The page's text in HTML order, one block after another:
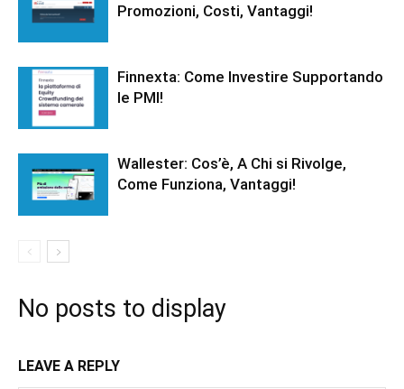
Promozioni, Costi, Vantaggi!
Finnexta: Come Investire Supportando
le PMI!
Wallester: Cos’è, A Chi si Rivolge,
Come Funziona, Vantaggi!
No posts to display
LEAVE A REPLY